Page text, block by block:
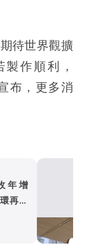
待世界觀擴
作順利，
布，更多消
年增
再攻